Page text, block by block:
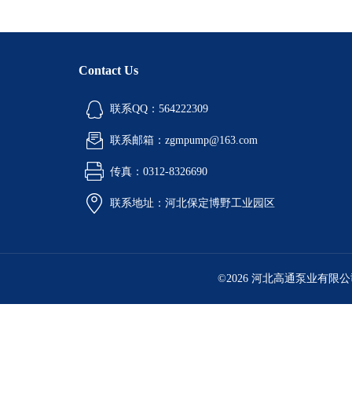
Contact Us
联系QQ：564222309
联系邮箱：zgmpump@163.com
传真：0312-8326690
联系地址：河北保定博野工业园区
©2026 河北高通泵业有限